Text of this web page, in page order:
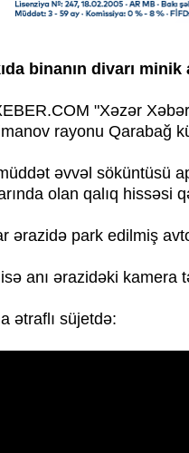
binanın divarı
"Xəzər
rayonu Qarabağ
əvvəl söküntüsü
olan qalıq hissəsi
ərazidə park edilmiş
anı ərazidəki kamera
ətraflı süjetdə: